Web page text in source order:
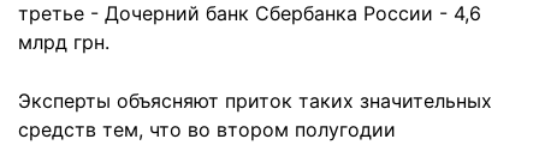
третье - Дочерний банк Сбербанка России - 4,6
млрд грн.
Эксперты объясняют приток таких значительных
средств тем, что во втором полугодии